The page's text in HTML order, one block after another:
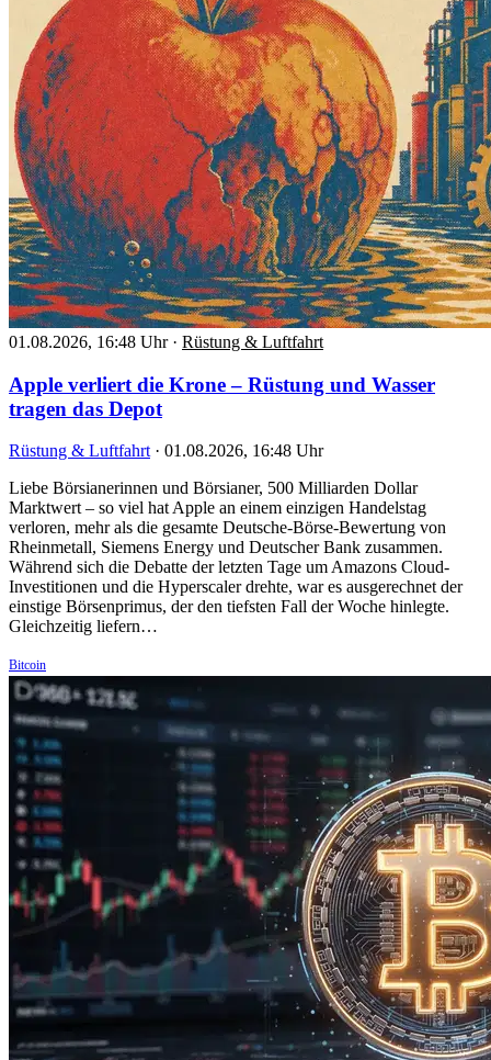
01.08.2026, 16:48 Uhr · Rüstung & Luftfahrt
Apple verliert die Krone – Rüstung und Wasser
tragen das Depot
Rüstung & Luftfahrt · 01.08.2026, 16:48 Uhr
Liebe Börsianerinnen und Börsianer, 500 Milliarden Dollar
Marktwert – so viel hat Apple an einem einzigen Handelstag
verloren, mehr als die gesamte Deutsche-Börse-Bewertung von
Rheinmetall, Siemens Energy und Deutscher Bank zusammen.
Während sich die Debatte der letzten Tage um Amazons Cloud-
Investitionen und die Hyperscaler drehte, war es ausgerechnet der
einstige Börsenprimus, der den tiefsten Fall der Woche hinlegte.
Gleichzeitig liefern…
Bitcoin